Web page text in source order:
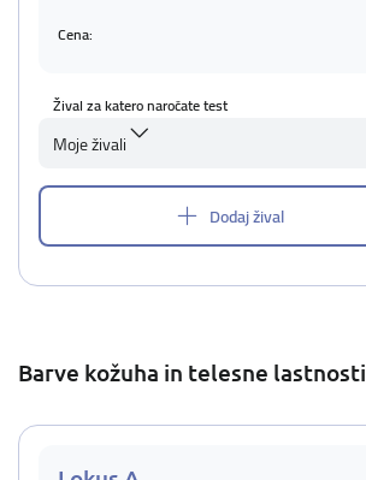
Cena:
Žival za katero naročate test
Moje živali
Dodaj žival
Barve kožuha in telesne lastnosti